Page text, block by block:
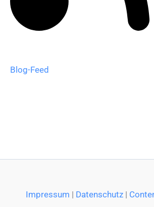
Blog-Feed
Impressum | Datenschutz|